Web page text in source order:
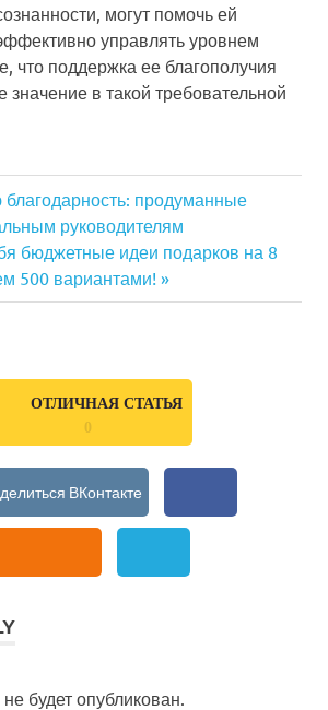
могут помочь ей
управлять уровнем
что поддержка ее благополучия
в такой требовательной
продуманные
руководителям
бюджетные идеи подарков на 8
500 вариантами!
ОТЛИЧНАЯ СТАТЬЯ
0
будет опубликован.